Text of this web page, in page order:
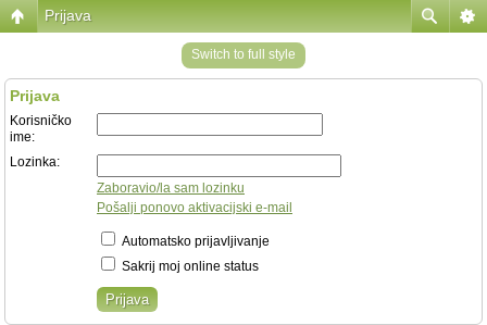
Prijava
Switch to full style
Prijava
Korisničko
ime:
Lozinka:
Zaboravio/la sam lozinku
Pošalji ponovo aktivacijski e-mail
Automatsko prijavljivanje
Sakrij moj online status